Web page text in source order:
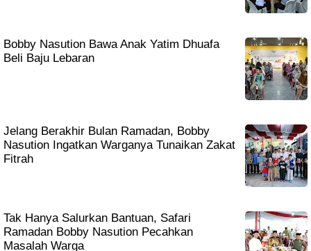
Bobby Nasution Bawa Anak Yatim Dhuafa
Beli Baju Lebaran
Jelang Berakhir Bulan Ramadan, Bobby
Nasution Ingatkan Warganya Tunaikan Zakat
Fitrah
Tak Hanya Salurkan Bantuan, Safari
Ramadan Bobby Nasution Pecahkan
Masalah Warga